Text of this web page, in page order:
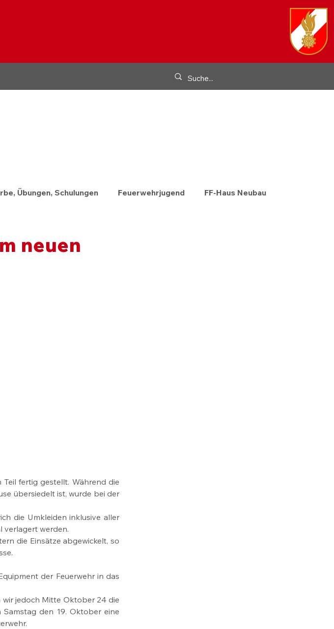
Übungen, Schulungen Feuerwehrjugend FF-Haus Neubau
neuen
fertig gestellt. Während die
übersiedelt ist, wurde bei der
die Umkleiden inklusive aller
verlagert werden.
die Einsätze abgewickelt, so
der Feuerwehr in das
wir jedoch Mitte Oktober 24 die
den 19. Oktober eine